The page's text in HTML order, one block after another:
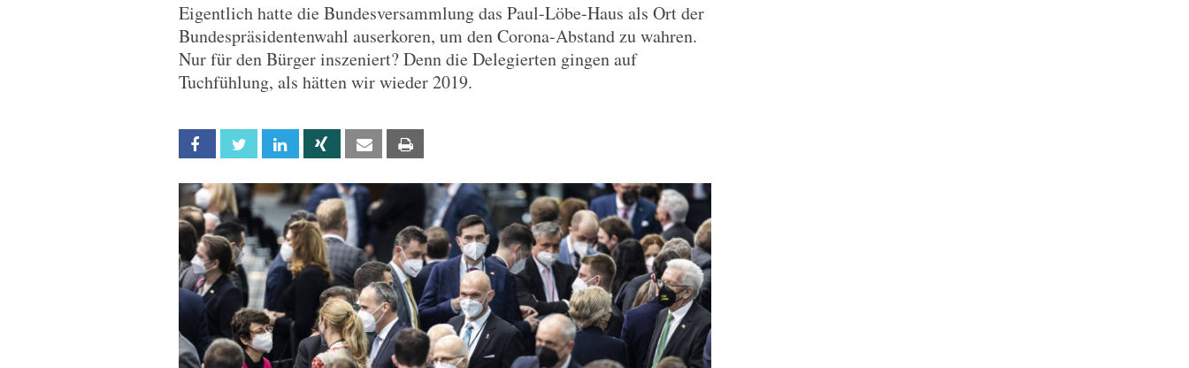
Eigentlich hatte die Bundesversammlung das Paul-Löbe-Haus als Ort der
Bundespräsidentenwahl auserkoren, um den Corona-Abstand zu wahren.
Nur für den Bürger inszeniert? Denn die Delegierten gingen auf
Tuchfühlung, als hätten wir wieder 2019.
Facebook Twitter Linkedin Xing Email